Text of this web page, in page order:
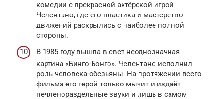
комедии с прекрасной актёрской игрой
Челентано, где его пластика и мастерство
движений раскрылись с наиболее полной
стороны.
В 1985 году вышла в свет неоднозначная
картина «Бинго-Бонго». Челентано исполнил
роль человека-обезьяны. На протяжении всего
фильма его герой только мычит и издаёт
нечленораздельные звуки и лишь в самом